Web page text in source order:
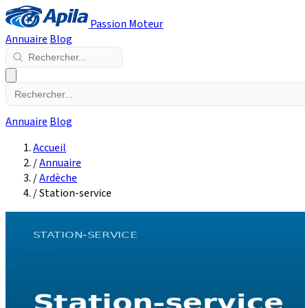
Passion Moteur
Annuaire Blog
Annuaire Blog
Accueil
/Annuaire
/Ardèche
/Station-service